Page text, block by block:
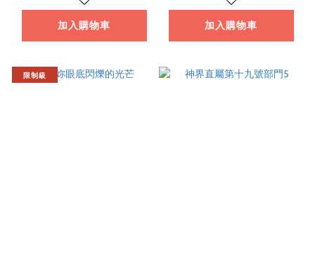
加入購物車 加入購物車
限制級